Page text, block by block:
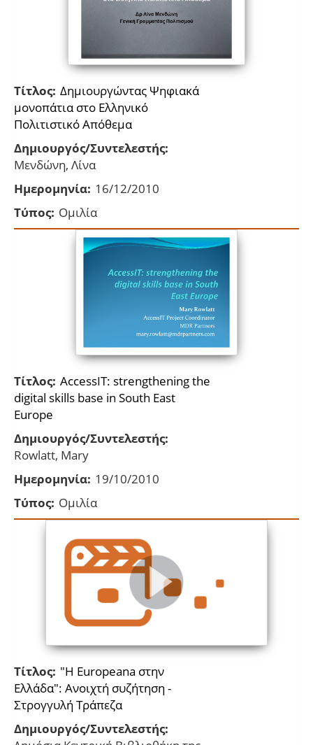
Τίτλος: Δημιουργώντας Ψηφιακά
μονοπάτια στο Ελληνικό
Πολιτιστικό Απόθεμα
Δημιουργός/Συντελεστής:
Μενδώνη, Λίνα
Ημερομηνία: 16/12/2010
Τύπος: Ομιλία
Τίτλος: AccessIT: strengthening the
digital skills base in South East
Europe
Δημιουργός/Συντελεστής:
Rowlatt, Mary
Ημερομηνία: 19/10/2010
Τύπος: Ομιλία
Τίτλος: "Η Europeana στην
Ελλάδα": Ανοιχτή συζήτηση -
Στρογγυλή Τράπεζα
Δημιουργός/Συντελεστής: